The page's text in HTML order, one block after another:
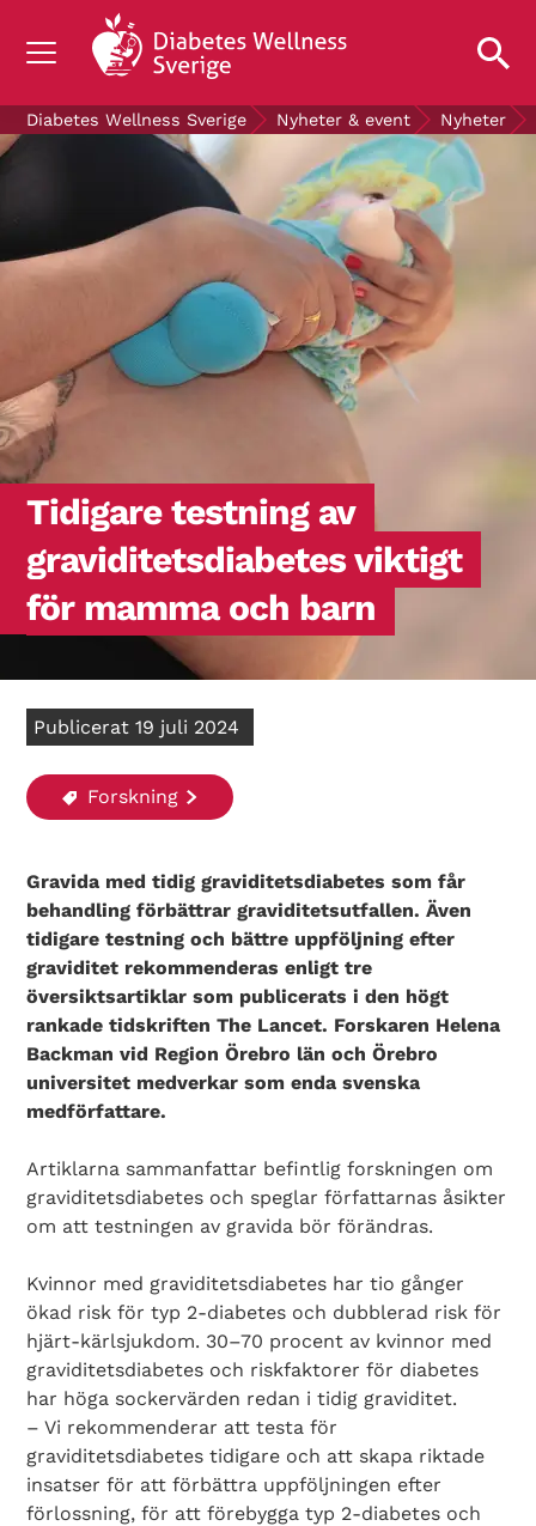
OM DIABETES
NYHETER & EVENT
GRATIS DIABETESPRODUKTER
Blodsockerkollen
Diabetes Wellness Sverige Nyheter & event Nyheter
Tidigare testning av
graviditetsdiabetes viktigt
för mamma och barn
Publicerat 19 juli 2024
Forskning
Gravida med tidig graviditetsdiabetes som får
behandling förbättrar graviditetsutfallen. Även
tidigare testning och bättre uppföljning efter
graviditet rekommenderas enligt tre
översiktsartiklar som publicerats i den högt
rankade tidskriften The Lancet. Forskaren Helena
Backman vid Region Örebro län och Örebro
universitet medverkar som enda svenska
medförfattare.
Artiklarna sammanfattar befintlig forskningen om
graviditetsdiabetes och speglar författarnas åsikter
om att testningen av gravida bör förändras.
Kvinnor med graviditetsdiabetes har tio gånger
ökad risk för typ 2-diabetes och dubblerad risk för
hjärt-kärlsjukdom. 30–70 procent av kvinnor med
graviditetsdiabetes och riskfaktorer för diabetes
har höga sockervärden redan i tidig graviditet.
– Vi rekommenderar att testa för
graviditetsdiabetes tidigare och att skapa riktade
insatser för att förbättra uppföljningen efter
förlossning, för att förebygga typ 2-diabetes och